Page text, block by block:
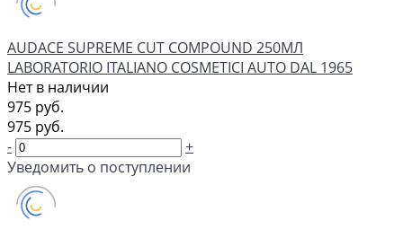
AUDACE SUPREME CUT COMPOUND 250МЛ
LABORATORIO ITALIANO COSMETICI AUTO DAL 1965
Нет в наличии
975 руб.
975 руб.
-
+
Уведомить о поступлении